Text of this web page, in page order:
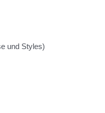
und Styles)